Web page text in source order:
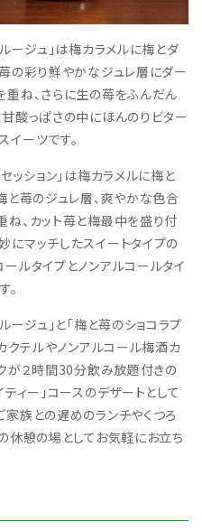
ージュ」は梅カラメルに梅とダ
の彩り鮮やかなジュレ層にダー
ね、さらに生の苺をふんだん
酸っぱさの中にほんのりビター
ーツです。
ッション」は梅カラメルに梅と
と苺のジュレ層、爽やかな色合
ね、カット苺と梅最中を盛り付
にマッチしたスイートタイプの
ルタイプとノンアルコールタイ
。
ージュ」と「梅と苺のショコラプ
クテルやノンアルコール梅酒カ
が２時間30分飲み放題付きの
ィー」コースのデザートとして
族との遅めのランチやくつろ
休憩の場としてお気軽にお立ち